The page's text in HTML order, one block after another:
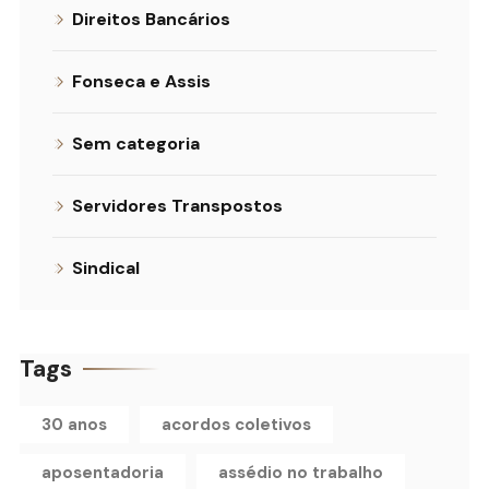
Direitos Bancários
Fonseca e Assis
Sem categoria
Servidores Transpostos
Sindical
Tags
30 anos acordos coletivos
aposentadoria assédio no trabalho